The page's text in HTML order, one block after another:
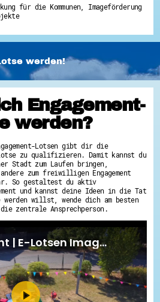
für die Kommunen, Imageförderung
werden!
Engagement-
werden?
Lotsen gibt dir die
zu qualifizieren. Damit kannst du
Stadt zum Laufen bringen,
zum freiwilligen Engagement
So gestaltest du aktiv
und kannst deine Ideen in die Tat
werden willst, wende dich am besten
die zentrale Ansprechperson.